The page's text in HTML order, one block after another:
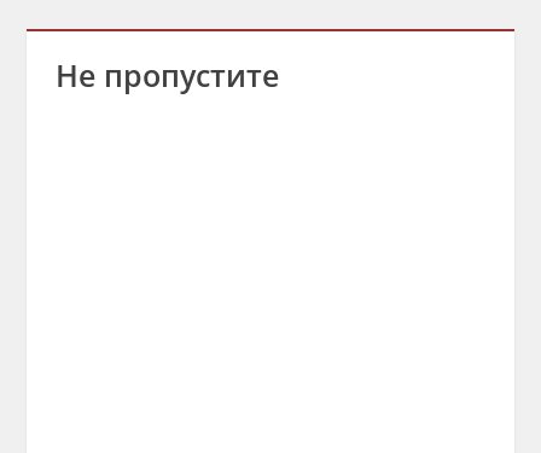
Не пропустите